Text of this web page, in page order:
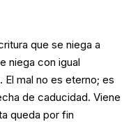
que se niega a
niega con igual
El mal no es eterno; es
de caducidad. Viene
queda por fin